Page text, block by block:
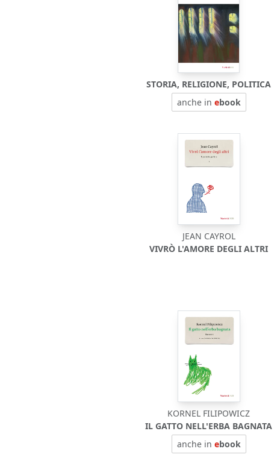
STORIA, RELIGIONE, POLITICA
anche in ebook
JEAN CAYROL
VIVRÒ L'AMORE DEGLI ALTRI
KORNEL FILIPOWICZ
IL GATTO NELL'ERBA BAGNATA
anche in ebook